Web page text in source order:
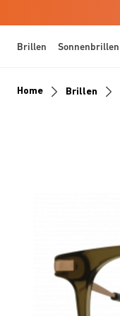
Brillen Sonnenbrillen
Home Brillen